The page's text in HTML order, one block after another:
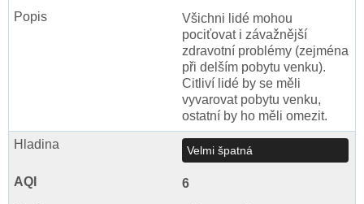
Všichni lidé mohou
pociťovat i závažnější
zdravotní problémy (zejména
při delším pobytu venku).
Citliví lidé by se měli
vyvarovat pobytu venku,
ostatní by ho měli omezit.
Velmi špatná
6